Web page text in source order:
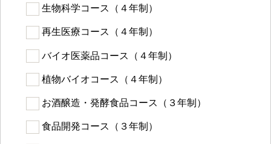
生物科学コース（４年制）
再生医療コース（４年制）
バイオ医薬品コース（４年制）
植物バイオコース（４年制）
お酒醸造・発酵食品コース（３年制）
食品開発コース（３年制）